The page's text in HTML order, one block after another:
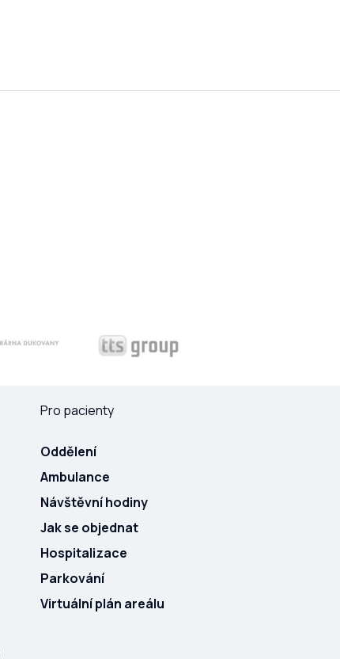
Pro pacienty
Oddělení
Ambulance
Návštěvní hodiny
Jak se objednat
Hospitalizace
Parkování
Virtuální plán areálu